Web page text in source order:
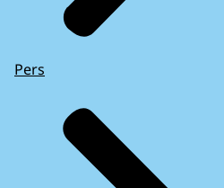
Pers